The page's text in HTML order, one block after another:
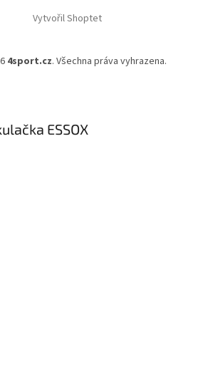
Vytvořil Shoptet
4sport.cz. Všechna práva vyhrazena.
ESSOX